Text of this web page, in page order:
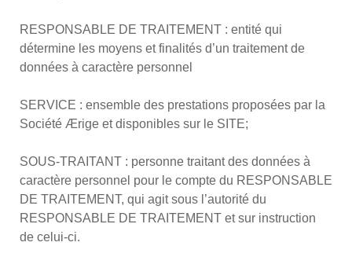
RESPONSABLE DE TRAITEMENT : entité qui
détermine les moyens et finalités d’un traitement de
données à caractère personnel
SERVICE : ensemble des prestations proposées par la
Société Ærige et disponibles sur le SITE;
SOUS-TRAITANT : personne traitant des données à
caractère personnel pour le compte du RESPONSABLE
DE TRAITEMENT, qui agit sous l’autorité du
RESPONSABLE DE TRAITEMENT et sur instruction
de celui-ci.